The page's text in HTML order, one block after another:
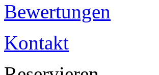
Bewertungen
Kontakt